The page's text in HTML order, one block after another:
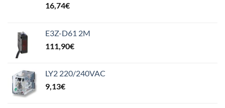
16,74€
E3Z-D61 2M
111,90€
LY2 220/240VAC
9,13€